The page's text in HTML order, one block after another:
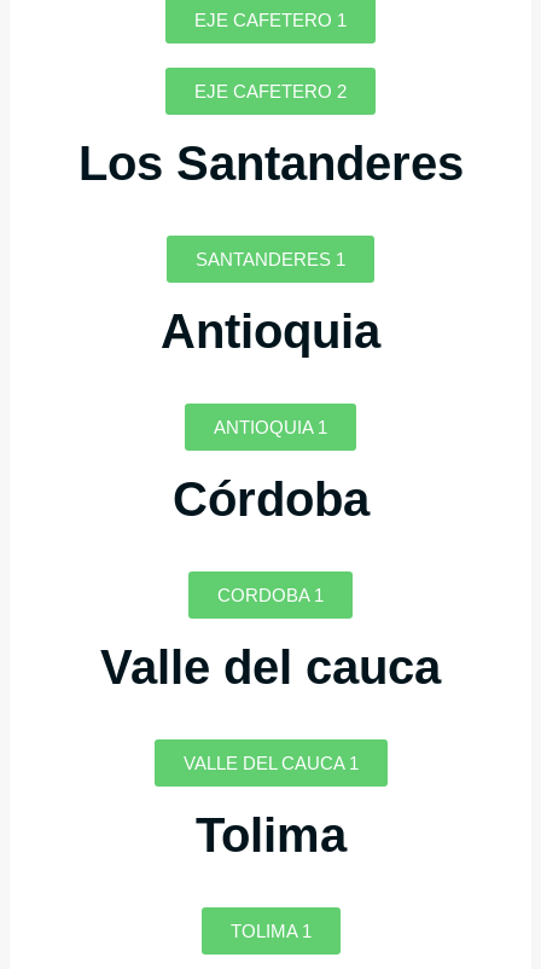
EJE CAFETERO 1
EJE CAFETERO 2
Los Santanderes
SANTANDERES 1
Antioquia
ANTIOQUIA 1
Córdoba
CORDOBA 1
Valle del cauca
VALLE DEL CAUCA 1
Tolima
TOLIMA 1